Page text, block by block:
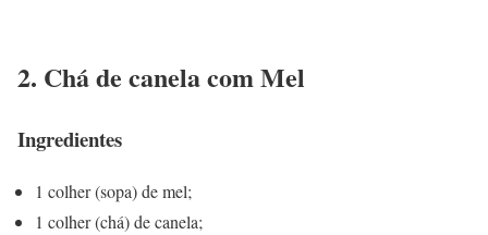
2. Chá de canela com Mel
Ingredientes
1 colher (sopa) de mel;
1 colher (chá) de canela;